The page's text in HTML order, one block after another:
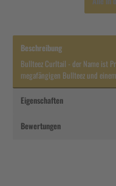
Beschreibung
Bullteez Curltail - der Name ist
megafängigen Bullteez und
Eigenschaften
Bewertungen